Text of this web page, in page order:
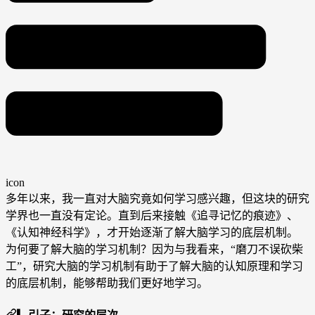
icon
多年以来，我一直对大脑究竟如何学习感兴趣，但这块的研究
学界也一直没有定论。直到后来接触《追寻记忆的痕迹》、
《认知神经科学》，才开始逐渐了解大脑学习的底层机制。
为何要了解大脑的学习机制？因为与我看来，“磨刀不误砍柴
工”，研究大脑的学习机制有助于了解大脑的认知原理和学习
的底层机制，能够帮助我们更好地学习。